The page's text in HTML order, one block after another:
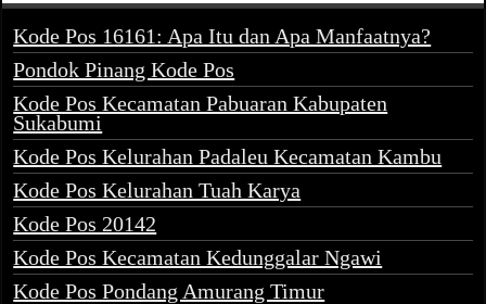
Kode Pos 16161: Apa Itu dan Apa Manfaatnya?
Pondok Pinang Kode Pos
Kode Pos Kecamatan Pabuaran Kabupaten
Sukabumi
Kode Pos Kelurahan Padaleu Kecamatan Kambu
Kode Pos Kelurahan Tuah Karya
Kode Pos 20142
Kode Pos Kecamatan Kedunggalar Ngawi
Kode Pos Pondang Amurang Timur